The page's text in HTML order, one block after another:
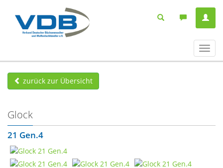
ein-/
zurück zur Übersicht
Glock
21 Gen.4